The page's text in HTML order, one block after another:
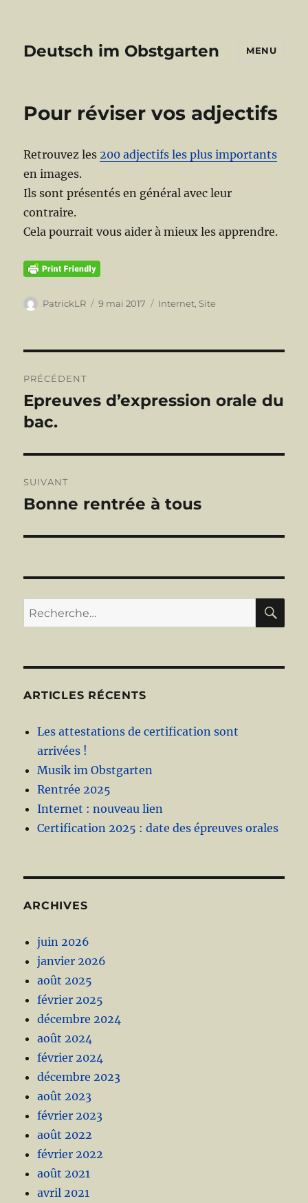
Deutsch im Obstgarten MENU
Pour réviser vos adjectifs
Retrouvez les200 adjectifs les plus importants
en images.
Ils sont présentés en général avec leur
contraire.
Cela pourrait vous aider à mieux les apprendre.
Auteur
PatrickLR
Publié
9 mai 2017 Catégories
Internet, Site
de
l’article
PRÉCÉDENT
Publication
précédente :
Epreuves d’expression orale du
bac.
SUIVANT
Publication
Bonne rentrée à tous
Recherche
pour :
ARTICLES RÉCENTS
Les attestations de certification sont
arrivées !
Musik im Obstgarten
Rentrée 2025
Internet : nouveau lien
Certification 2025 : date des épreuves orales
ARCHIVES
juin 2026
janvier 2026
août 2025
février 2025
décembre 2024
août 2024
février 2024
décembre 2023
août 2023
février 2023
août 2022
février 2022
août 2021
avril 2021